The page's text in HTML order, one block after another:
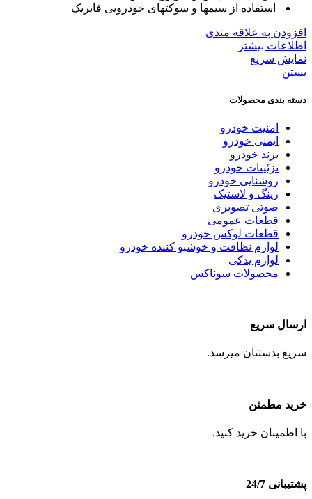
استفاده از سیمها و سوکتهای خودرویی فابریک
افزودن به علاقه مندی
اطلاعات بیشتر
نمایش سریع
بستن
دسته بندی محصولات
امنیت خودرو
ایمنی خودرو
برند خودرو
تزئینات خودرو
روشنایی خودرو
رینگ و لاستیک
صوتی تصویری
قطعات عمومی
قطعات لوکس خودرو
لوازم نظافت و خوشبو کننده خودرو
لوازم یدکی
محصولات سوناکس
ارسال سریع
سریع بدستتان میرسد.
خرید مطمئن
با اطمینان خرید کنید.
پشتیبانی 24/7